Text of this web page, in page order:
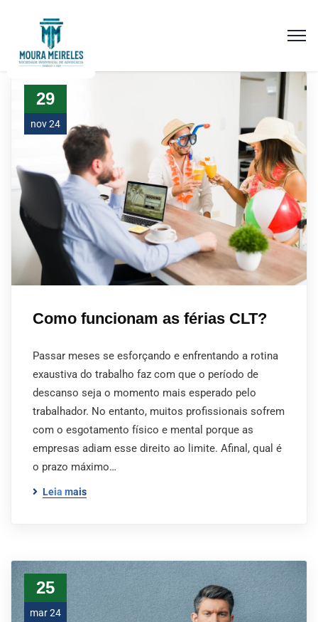
29
nov 24
Como funcionam as férias CLT?
Passar meses se esforçando e enfrentando a rotina
exaustiva do trabalho faz com que o período de
descanso seja o momento mais esperado pelo
trabalhador. No entanto, muitos profissionais sofrem
com o esgotamento físico e mental porque as
empresas adiam esse direito ao limite. Afinal, qual é
o prazo máximo…
Leia mais
25
mar 24